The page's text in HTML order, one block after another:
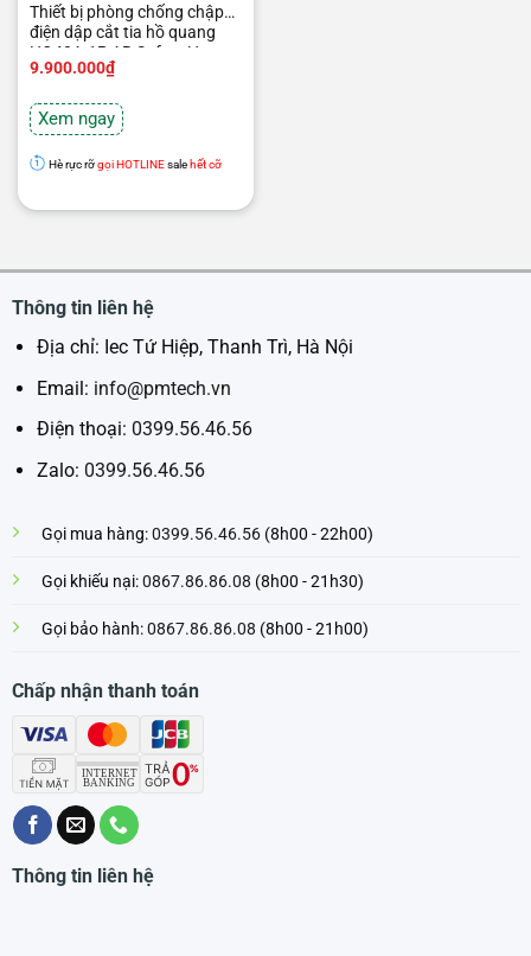
Thiết bị phòng chống chập
điện dập cắt tia hồ quang
HQ40A-1P AB Safety Home
9.900.000₫
Xem ngay
Hè rực rỡgọi HOTLINEsale hết cỡ
Thông tin liên hệ
Địa chỉ: Iec Tứ Hiệp, Thanh Trì, Hà Nội
Email: info@pmtech.vn
Điện thoại: 0399.56.46.56
Zalo: 0399.56.46.56
Gọi mua hàng:0399.56.46.56(8h00 - 22h00)
Gọi khiếu nại:0867.86.86.08 (8h00 - 21h30)
Gọi bảo hành:0867.86.86.08 (8h00 - 21h00)
Chấp nhận thanh toán
Thông tin liên hệ